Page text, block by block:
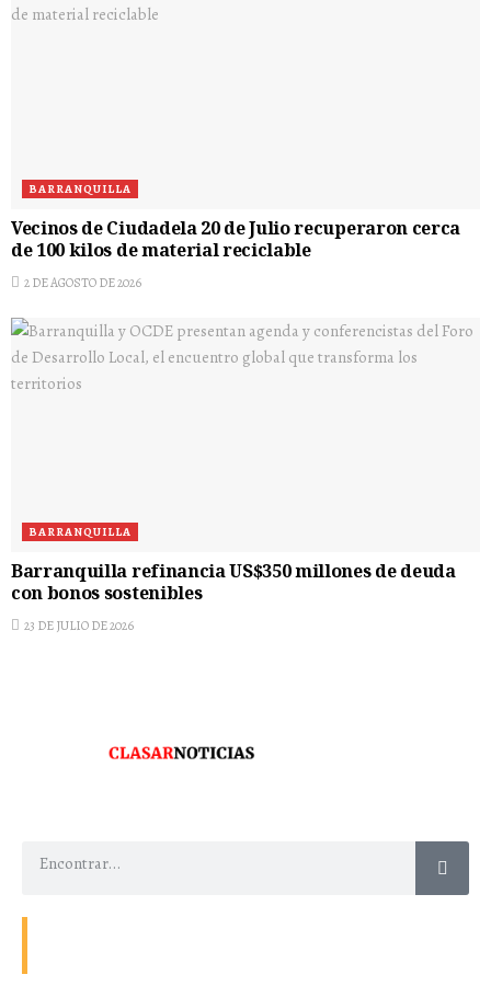
BARRANQUILLA
Vecinos de Ciudadela 20 de Julio recuperaron cerca
de 100 kilos de material reciclable
2 DE AGOSTO DE 2026
BARRANQUILLA
Barranquilla refinancia US$350 millones de deuda
con bonos sostenibles
23 DE JULIO DE 2026